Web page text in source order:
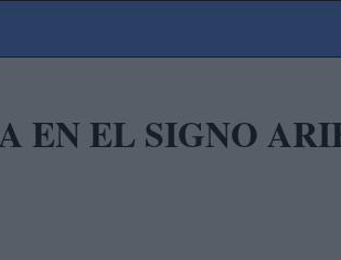
EN EL SIGNO